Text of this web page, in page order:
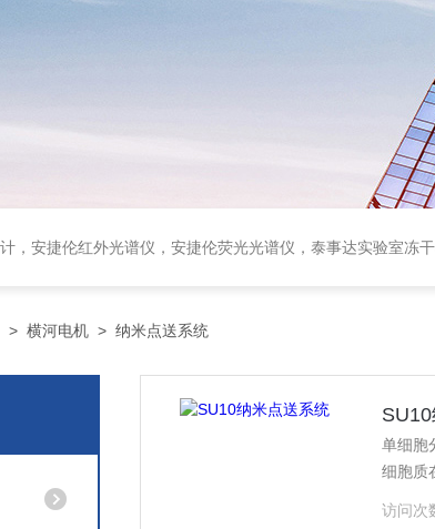
，安捷伦荧光光谱仪，泰事达实验室冻干机，布鲁克台式顺磁共振仪ESR，ESR自由基检测仪，进口闪蒸气化*灭菌系统，
> 横河电机 > 纳米点送系统
单细胞分析解决
细胞质
访问次